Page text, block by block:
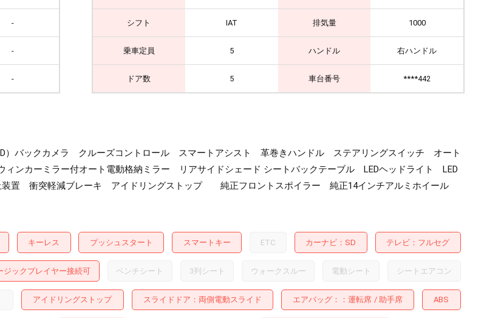
-
-
-
シフト IAT 排気量 1000
乗車定員 5 ハンドル 右ハンドル
ドア数 5 車台番号 ****442
）バックカメラ クルーズコントロール スマートアシスト 革巻きハンドル ステアリングスイッチ オート
カーミラー付オート電動格納ミラー リアサイドシェード シートバックテーブル LEDヘッドライト LED
置 衝突軽減ブレーキ アイドリングストップ 純正フロントスポイラー 純正14インチアルミホイール
キーレス プッシュスタート スマートキー ETC カーナビ SD テレビ フルセグ
ジックプレイヤー接続可 ベンチシート 3列シート ウォークスルー 電動シート シートエアコン
アイドリングストップ スライドドア 両側電動スライド エアバッグ： 運転席 助手席 ABS